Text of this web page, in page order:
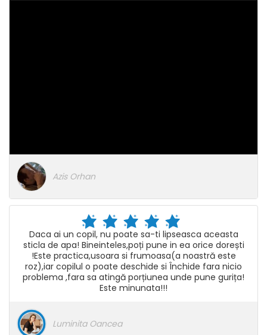
Azis Orhan
Daca ai un copil, nu poate sa-ti lipseasca aceasta
sticla de apa! Bineinteles,poți pune in ea orice dorești
!Este practica,usoara si frumoasa(a noastră este
roz),iar copilul o poate deschide si Închide fara nicio
problema ,fara sa atingă porțiunea unde pune gurița!
Este minunata!!!
Luminita Oancea